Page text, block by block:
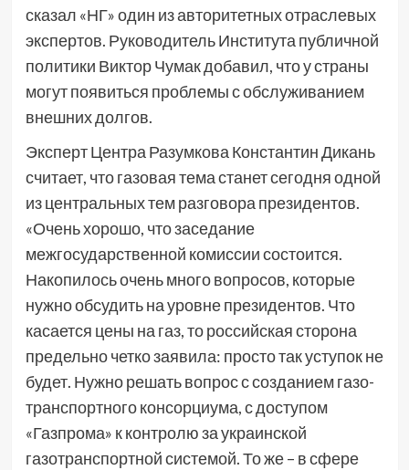
сказал «НГ» один из авторитетных отраслевых
экспертов. Руководитель Института публичной
политики Виктор Чумак добавил, что у страны
могут появиться проблемы с обслуживанием
внешних долгов.
Эксперт Центра Разумкова Константин Дикань
считает, что газовая тема станет сегодня одной
из центральных тем разговора президентов.
«Очень хорошо, что заседание
межгосударственной комиссии состоится.
Накопилось очень много вопросов, которые
нужно обсудить на уровне президентов. Что
касается цены на газ, то российская сторона
предельно четко заявила: просто так уступок не
будет. Нужно решать вопрос с созданием газо-
транспортного консорциума, с доступом
«Газпрома» к контролю за украинской
газотранспортной системой. То же – в сфере